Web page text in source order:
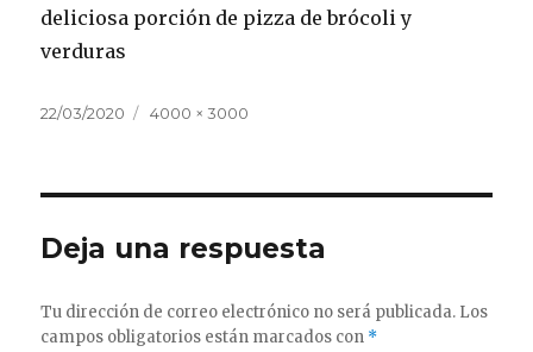
deliciosa porción de pizza de brócoli y
verduras
Publicado
22/03/2020
Tamaño
4000 × 3000
Deja una respuesta
Tu dirección de correo electrónico no será publicada. Los
campos obligatorios están marcados con *